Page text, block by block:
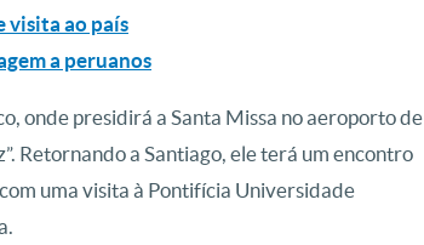
visita ao país
a peruanos
onde presidirá a Santa Missa no aeroporto de
Retornando a Santiago, ele terá um encontro
uma visita à Pontifícia Universidade